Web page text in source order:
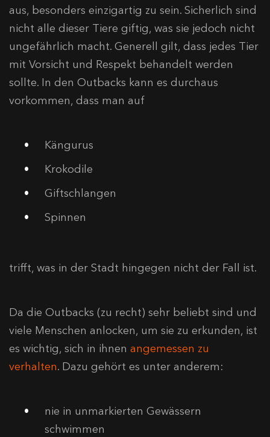
aus, besonders einzigartig zu sein. Sicherlich sind
nicht alle dieser Tiere giftig, was sie jedoch nicht
ungefährlich macht. Generell gilt, dass jedes Tier
mit Vorsicht und Respekt behandelt werden
sollte. In den Outbacks kann es durchaus
vorkommen, dass man auf
Kängurus
Krokodile
Giftschlangen
Spinnen
trifft, was in der Stadt hingegen nicht der Fall ist.
Da die Outbacks (zu recht) sehr beliebt sind und
viele Menschen anlocken, um sie zu erkunden, ist
es wichtig, sich in ihnen angemessen zu
verhalten. Dazu gehört es unter anderem:
nie in unmarkierten Gewässern
schwimmen